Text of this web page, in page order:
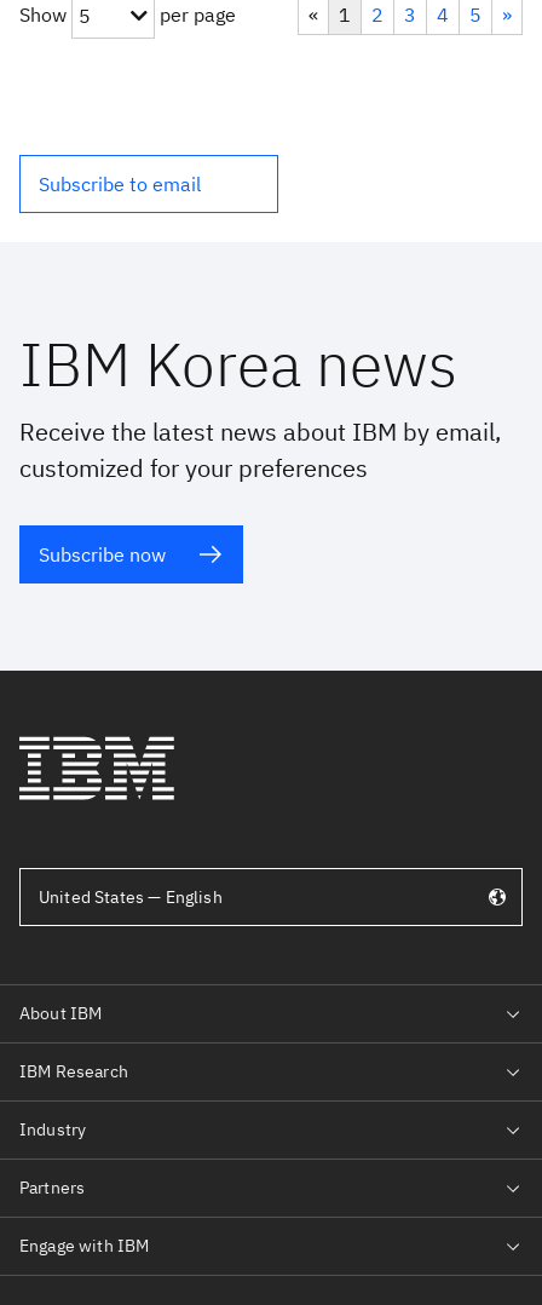
Show 5 per page « 1 2 3 4 5 »
Subscribe to email
IBM Korea news
Receive the latest news about IBM by email,
customized for your preferences
Subscribe now
United States — English